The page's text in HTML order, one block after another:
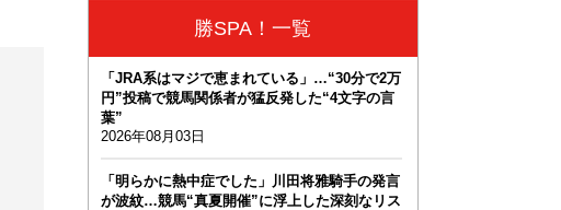
勝SPA！一覧
「JRA系はマジで恵まれている」…“30分で2万
円”投稿で競馬関係者が猛反発した“4文字の言
葉”
2026年08月03日
「明らかに熱中症でした」川田将雅騎手の発言
が波紋…競馬“真夏開催”に浮上した深刻なリス